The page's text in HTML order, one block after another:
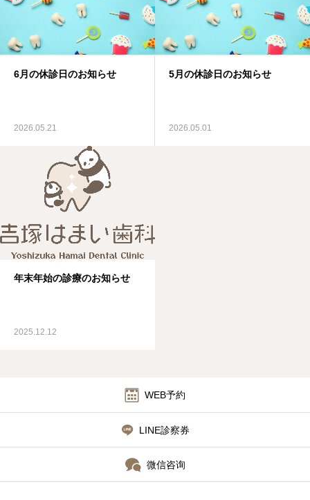
6月の休診日のお知らせ
2026.05.21
5月の休診日のお知らせ
2026.05.01
年末年始の診療のお知らせ
2025.12.12
WEB予約
LINE診察券
微信咨询
中文
English